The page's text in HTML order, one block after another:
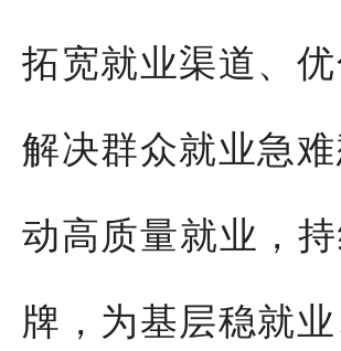
拓宽就业渠道、
解决群众就业急
动高质量就业，
牌，为基层稳就